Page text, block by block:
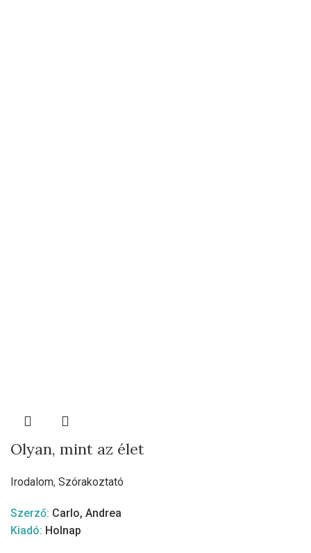
Olyan, mint az élet
Irodalom, Szórakoztató
Szerző: Carlo, Andrea
Kiadó: Holnap